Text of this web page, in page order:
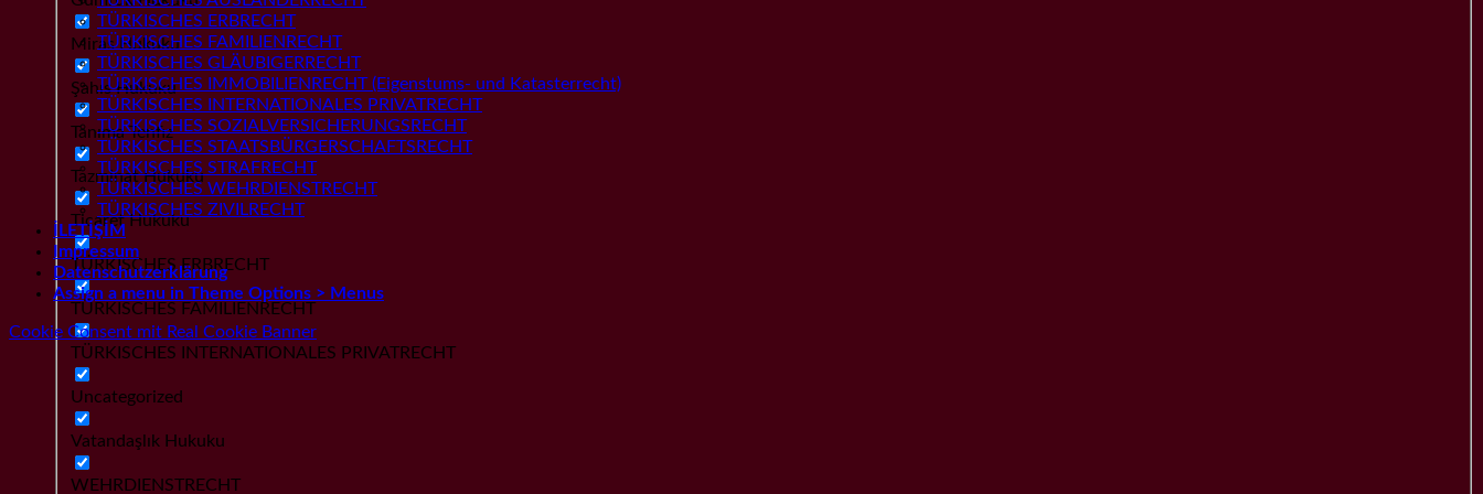
Miras Hukuku
Şahıs Hukuku
Tanıma Tenfiz
Tazminat Hukuku
Ticaret Hukuku
TÜRKISCHES ERBRECHT
TÜRKISCHES FAMILIENRECHT
TÜRKISCHES INTERNATIONALES PRIVATRECHT
Uncategorized
Vatandaşlık Hukuku
WEHRDIENSTRECHT
TÜRKISCHES ERBRECHT
TÜRKISCHES FAMILIENRECHT
TÜRKISCHES GLÄUBIGERRECHT
TÜRKISCHES IMMOBILIENRECHT (Eigenstums- und Katasterrecht)
TÜRKISCHES INTERNATIONALES PRIVATRECHT
TÜRKISCHES SOZIALVERSICHERUNGSRECHT
TÜRKISCHES STAATSBÜRGERSCHAFTSRECHT
TÜRKISCHES STRAFRECHT
TÜRKISCHES WEHRDIENSTRECHT
TÜRKISCHES ZIVILRECHT
İLETİŞİM
Impressum
Datenschutzerklärung
Assign a menu in Theme Options > Menus
Cookie Consent mit Real Cookie Banner